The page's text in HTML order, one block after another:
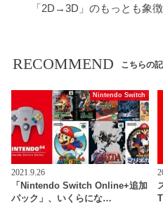
「2D→3D」のもっとも象
RECOMMEND こちらの
Nintendo Switch
2021.9.26
「Nintendo Switch Online+追加
パック」、いくらにな…